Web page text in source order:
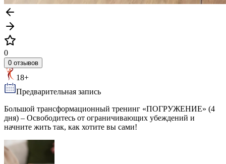
0
0 отзывов
18+
Предварительная запись
Большой трансформационный тренинг «ПОГРУЖЕНИЕ» (4
дня) – Освободитесь от ограничивающих убеждений и
начните жить так, как хотите вы сами!